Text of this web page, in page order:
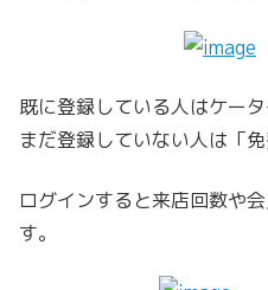
既に登録している人はケー
まだ登録していない人は「免
ログインすると来店回数や
す。